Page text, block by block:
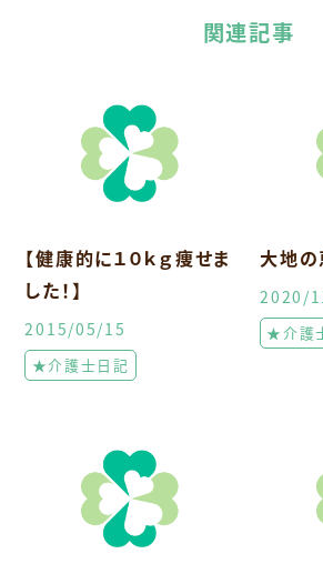
関連記事
【健康的に１０ｋｇ痩せま
した！】
2015/05/15
★介護士日記
大地
2020/
★介護